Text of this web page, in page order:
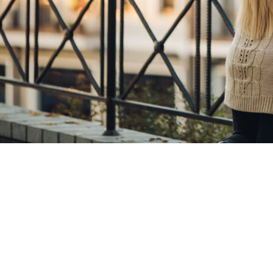
Copyright ©RentPlanet •
Listener Eventów Zoho